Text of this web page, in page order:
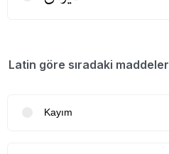
Latin göre sıradaki maddeler
Kayım